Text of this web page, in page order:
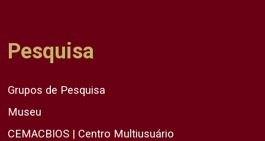
Pesquisa
Grupos de Pesquisa
Museu
CEMACBIOS | Centro Multiusuário